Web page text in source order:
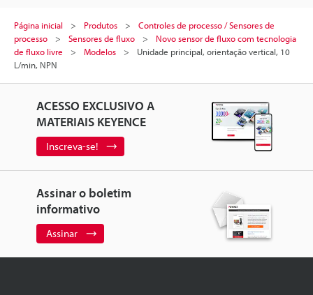
Página inicial Produtos
Controles de processo / Sensores de
processo
Sensores de fluxo
Novo sensor de fluxo com tecnologia
de fluxo livre
Modelos
Unidade principal, orientação vertical, 10
L/min, NPN
ACESSO EXCLUSIVO A
MATERIAIS KEYENCE
Inscreva-se!
Assinar o boletim
informativo
Assinar